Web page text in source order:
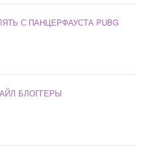
С ПАНЦЕРФАУСТА PUBG
БЛОГГЕРЫ